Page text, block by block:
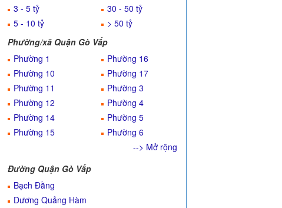
3 - 5 tỷ
5 - 10 tỷ
30 - 50 tỷ
> 50 tỷ
Phường/xã Quận Gò Vấp
Phường 1
Phường 10
Phường 11
Phường 12
Phường 14
Phường 15
Phường 16
Phường 17
Phường 3
Phường 4
Phường 5
Phường 6
--> Mở rộng
Đường Quận Gò Vấp
Bạch Đằng
Dương Quảng Hàm